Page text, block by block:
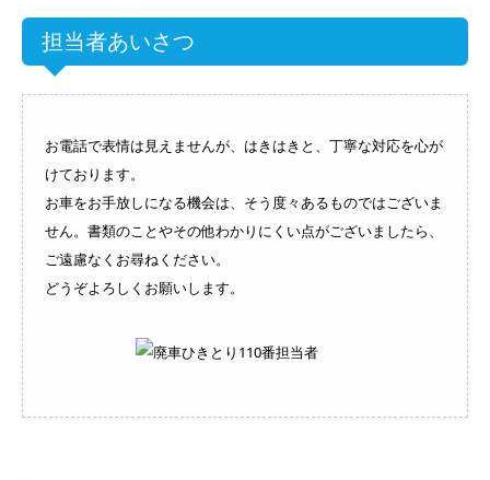
担当者あいさつ
お電話で表情は見えませんが、はきはきと、丁寧な対応を心が
けております。
お車をお手放しになる機会は、そう度々あるものではございま
せん。書類のことやその他わかりにくい点がございましたら、
ご遠慮なくお尋ねください。
どうぞよろしくお願いします。